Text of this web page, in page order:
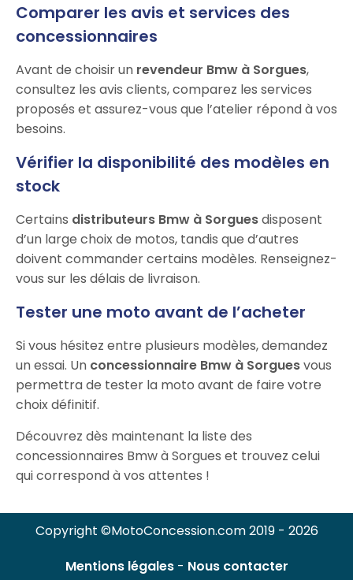
Comparer les avis et services des
concessionnaires
Avant de choisir un revendeur Bmw à Sorgues,
consultez les avis clients, comparez les services
proposés et assurez-vous que l’atelier répond à vos
besoins.
Vérifier la disponibilité des modèles en
stock
Certains distributeurs Bmw à Sorguesdisposent
d’un large choix de motos, tandis que d’autres
doivent commander certains modèles. Renseignez-
vous sur les délais de livraison.
Tester une moto avant de l’acheter
Si vous hésitez entre plusieurs modèles, demandez
un essai. Un concessionnaire Bmw à Sorguesvous
permettra de tester la moto avant de faire votre
choix définitif.
Découvrez dès maintenant la liste des
concessionnaires Bmw à Sorgues et trouvez celui
qui correspond à vos attentes !
Copyright ©MotoConcession.com 2019 - 2026
Mentions légales- Nous contacter